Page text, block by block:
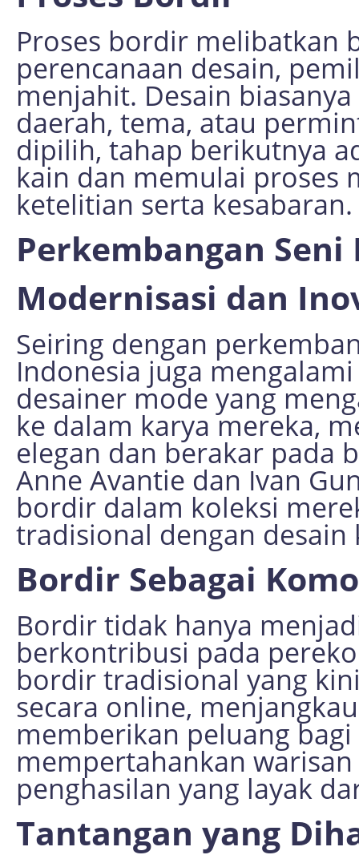
Proses bordir melibatkan
perencanaan desain,
menjahit. Desain
daerah, tema, atau
dipilih, tahap berikutnya
kain dan memulai proses
ketelitian serta kesabaran.
Perkembangan
Modernisasi dan
Seiring dengan
Indonesia juga
desainer mode yang
ke dalam karya mereka,
elegan dan berakar pada
Anne Avantie dan Ivan
bordir dalam koleksi
tradisional dengan
Bordir Sebagai
Bordir tidak hanya
berkontribusi pada
bordir tradisional yang
secara online,
memberikan peluang
mempertahankan
penghasilan yang layak
Tantangan yang